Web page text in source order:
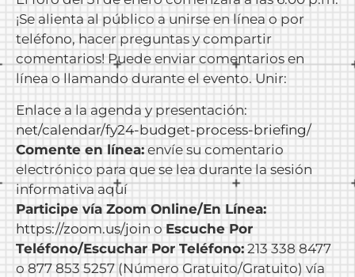
¡Se alienta al público a unirse en línea o por
teléfono, hacer preguntas y compartir
comentarios! Puede enviar comentarios en
línea o llamando durante el evento. Unir:
Enlace a la agenda y presentación:
net/calendar/fy24-budget-process-briefing/
Comente en línea: envíe su comentario
electrónico para que se lea durante la sesión
informativa aquí
Participe vía Zoom Online/En Línea:
https://zoom.us/join o Escuche Por
Teléfono/Escuchar Por Teléfono: 213 338 8477
o 877 853 5257 (Número Gratuito/Gratuito) vía